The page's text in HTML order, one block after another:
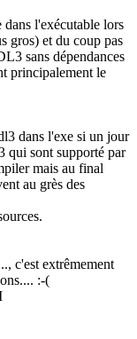
l'exécutable lors
gros) et du coup pas
sans dépendances
principalement le
dans l'exe si un jour
qui sont supporté par
mais au final
au grès des
c'est extrêmement
:-(